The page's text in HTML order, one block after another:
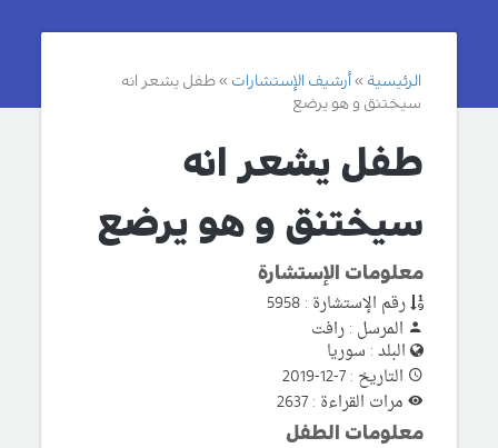
الرئيسية أرشيف الإستشارات
طفل يشعر انه
سيختنق و هو يرضع
طفل يشعر انه
سيختنق و هو يرضع
معلومات الإستشارة
رقم الإستشارة : 5958
المرسل : رافت
البلد : سوريا
التاريخ : 7-12-2019
مرات القراءة : 2637
معلومات الطفل